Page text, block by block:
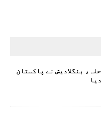
بنگلادیش نے پاکستان